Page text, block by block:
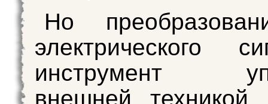
Но
электрического
инструмент
внешней техникой